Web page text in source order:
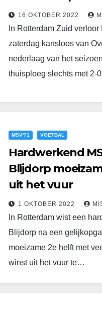
16 OKTOBER 2022
In Rotterdam Zuid
zaterdag kansloos van
nederlaag van het
thuisploeg slechts met 2-
MSV'71 VOETBAL
Hardwerkend
Blijdorp
uit het vuur
1 OKTOBER 2022
In Rotterdam wist een
Blijdorp na een
moeizame 2e helft met
winst uit het vuur te…